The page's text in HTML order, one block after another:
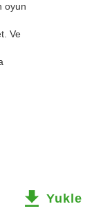
oyun
Ve
Yukle